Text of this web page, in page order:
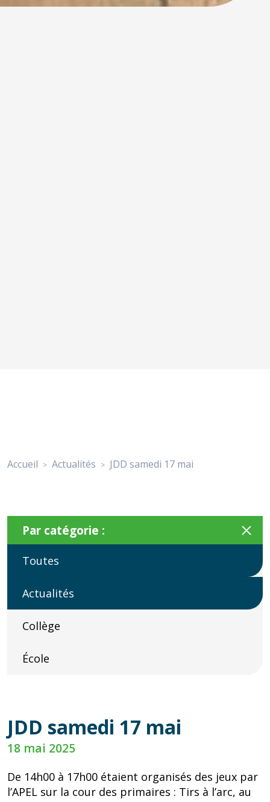
Accueil > Actualités > JDD samedi 17 mai
Par catégorie :
Toutes
Actualités
Collège
École
JDD samedi 17 mai
18 mai 2025
De 14h00 à 17h00 étaient organisés des jeux par
l’APEL sur la cour des primaires : Tirs à l’arc, au